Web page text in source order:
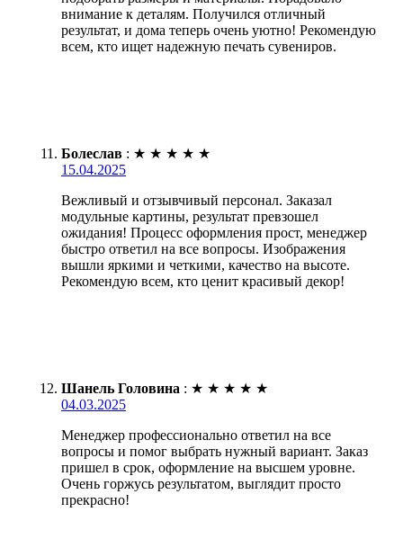
внимание к деталям. Получился отличный
результат, и дома теперь очень уютно! Рекомендую
всем, кто ищет надежную печать сувениров.
Болеслав : ★ ★ ★ ★ ★
15.04.2025
Вежливый и отзывчивый персонал. Заказал
модульные картины, результат превзошел
ожидания! Процесс оформления прост, менеджер
быстро ответил на все вопросы. Изображения
вышли яркими и четкими, качество на высоте.
Рекомендую всем, кто ценит красивый декор!
Шанель Головина : ★ ★ ★ ★ ★
04.03.2025
Менеджер профессионально ответил на все
вопросы и помог выбрать нужный вариант. Заказ
пришел в срок, оформление на высшем уровне.
Очень горжусь результатом, выглядит просто
прекрасно!